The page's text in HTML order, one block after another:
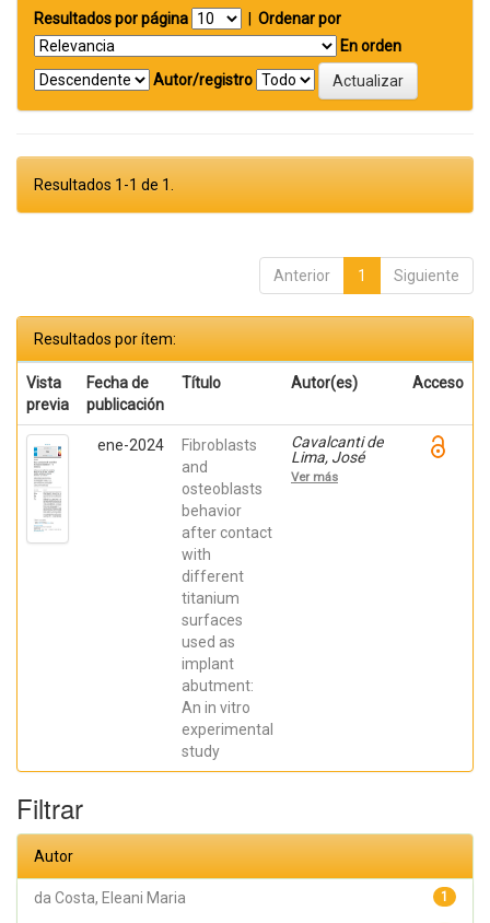
Resultados por página
Ordenar por
En orden
Autor/registro
Resultados 1-1 de 1.
Anterior 1 Siguiente
Resultados por ítem:
Vista
previa
Fecha de
publicación
Título Autor(es) Acceso
ene-2024
Fibroblasts
and
osteoblasts
behavior
after contact
with
different
titanium
surfaces
used as
implant
abutment:
An in vitro
experimental
study
Cavalcanti de
Lima, José
Henrique;
Robbs ,
Ver más
Filtrar
Autor
1
da Costa, Eleani Maria